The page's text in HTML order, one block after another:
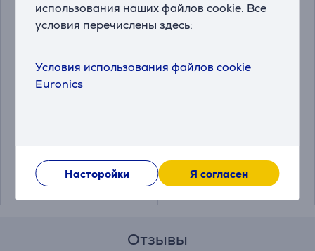
использования наших файлов cookie. Все
условия перечислены здесь:
Условия использования файлов cookie
Euronics
Насторойки Я согласен
59.99 € 73.99 €
Отзывы